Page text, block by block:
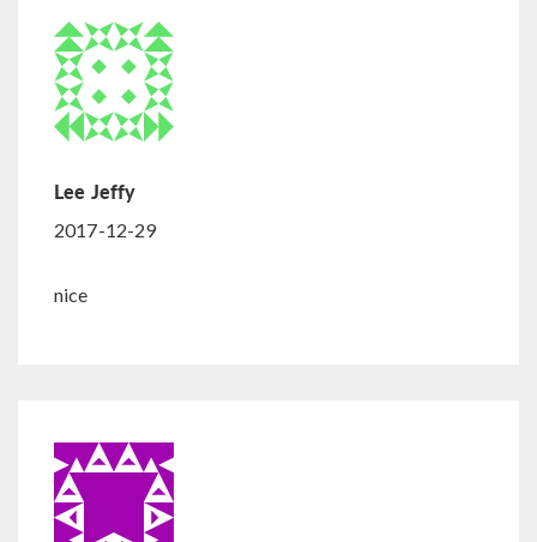
Lee Jeffy
2017-12-29
nice